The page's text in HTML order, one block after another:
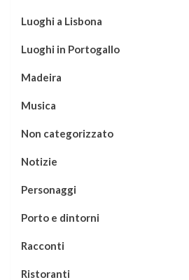
Luoghi a Lisbona
Luoghi in Portogallo
Madeira
Musica
Non categorizzato
Notizie
Personaggi
Porto e dintorni
Racconti
Ristoranti